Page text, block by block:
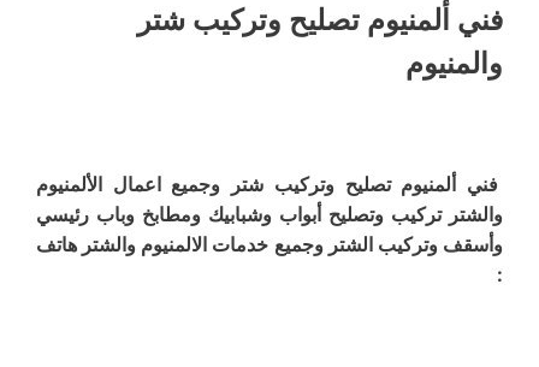
فني ألمنيوم تصليح وتركيب شتر
والمنيوم
فني ألمنيوم تصليح وتركيب شتر وجميع اعمال الألمنيوم
والشتر تركيب وتصليح أبواب وشبابيك ومطابخ وباب رئيسي
وأسقف وتركيب الشتر وجميع خدمات الالمنيوم والشتر هاتف
: